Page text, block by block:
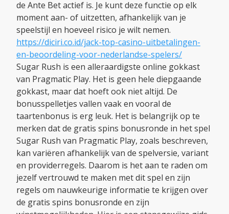
de Ante Bet actief is. Je kunt deze functie op elk
moment aan- of uitzetten, afhankelijk van je
speelstijl en hoeveel risico je wilt nemen.
https://diciri.co.id/jack-top-casino-uitbetalingen-
en-beoordeling-voor-nederlandse-spelers/
Sugar Rush is een alleraardigste online gokkast
van Pragmatic Play. Het is geen hele diepgaande
gokkast, maar dat hoeft ook niet altijd. De
bonusspelletjes vallen vaak en vooral de
taartenbonus is erg leuk. Het is belangrijk op te
merken dat de gratis spins bonusronde in het spel
Sugar Rush van Pragmatic Play, zoals beschreven,
kan variëren afhankelijk van de spelversie, variant
en providerregels. Daarom is het aan te raden om
jezelf vertrouwd te maken met dit spel en zijn
regels om nauwkeurige informatie te krijgen over
de gratis spins bonusronde en zijn